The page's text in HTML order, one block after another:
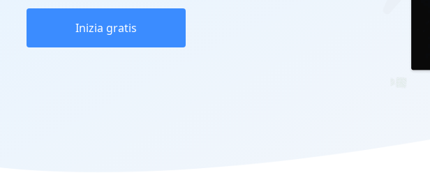
Inizia gratis